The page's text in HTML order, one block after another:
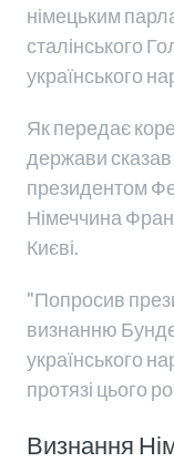
німецьким
сталінського
українського
Як передає
держави сказав
президентом
Німеччина
Києві.
"Попросив
визнанню
українського
протязі цього
Визнання